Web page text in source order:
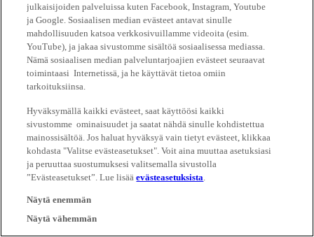
julkaisijoiden palveluissa kuten Facebook, Instagram, Youtube
ja Google. Sosiaalisen median evästeet antavat sinulle
mahdollisuuden katsoa verkkosivuillamme videoita (esim.
YouTube), ja jakaa sivustomme sisältöä sosiaalisessa mediassa.
Nämä sosiaalisen median palveluntarjoajien evästeet seuraavat
toimintaasi Internetissä, ja he käyttävät tietoa omiin
tarkoituksiinsa.
Hyväksymällä kaikki evästeet, saat käyttöösi kaikki
sivustomme ominaisuudet ja saatat nähdä sinulle kohdistettua
mainossisältöä. Jos haluat hyväksyä vain tietyt evästeet, klikkaa
kohdasta "Valitse evästeasetukset". Voit aina muuttaa asetuksiasi
ja peruuttaa suostumuksesi valitsemalla sivustolla
”Evästeasetukset”. Lue lisääevästeasetuksista
Näytä enemmän
Näytä vähemmän